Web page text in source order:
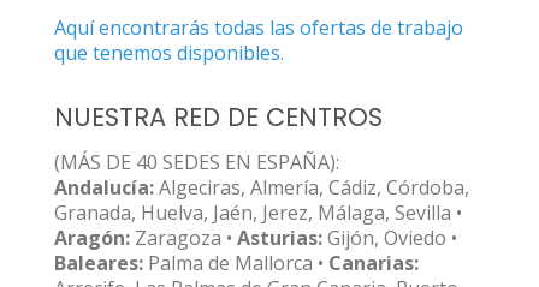
Aquí encontrarás todas las ofertas de trabajo
que tenemos disponibles.
NUESTRA RED DE CENTROS
(MÁS DE 40 SEDES EN ESPAÑA):
Andalucía:Algeciras, Almería, Cádiz, Córdoba,
Granada, Huelva, Jaén, Jerez, Málaga, Sevilla •
Aragón: Zaragoza • Asturias:Gijón, Oviedo •
Baleares: Palma de Mallorca • Canarias: